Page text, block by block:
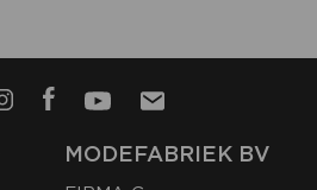
MODEFABRIEK BV